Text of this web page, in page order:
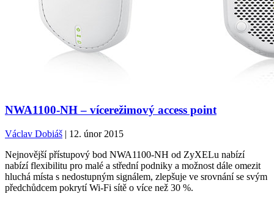
NWA1100-NH – vícerežimový access point
Václav Dobiáš | 12. únor 2015
Nejnovější přístupový bod NWA1100-NH od ZyXELu nabízí
nabízí flexibilitu pro malé a střední podniky a možnost dále omezit
hluchá místa s nedostupným signálem, zlepšuje ve srovnání se svým
předchůdcem pokrytí Wi-Fi sítě o více než 30 %.